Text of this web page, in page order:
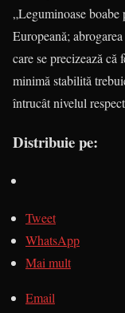
„Leguminoase
Europeană;
care se precizează
minimă stabilită
întrucât nivelul
Distribuie pe:
Tweet
WhatsApp
Mai mult
Email